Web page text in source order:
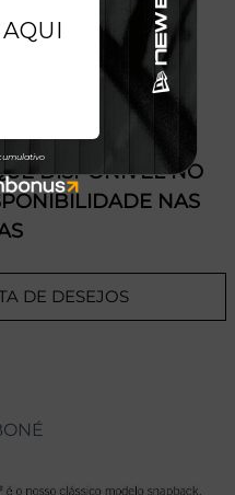
DÍSPONÍVEL NO
NAS
DE DESEJOS